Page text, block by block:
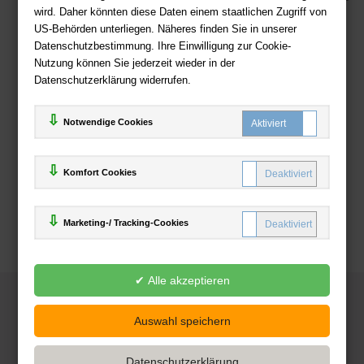
wird. Daher könnten diese Daten einem staatlichen Zugriff von
US-Behörden unterliegen. Näheres finden Sie in unserer
Datenschutzbestimmung. Ihre Einwilligung zur Cookie-
Nutzung können Sie jederzeit wieder in der
Datenschutzerklärung widerrufen.
Notwendige Cookies
Komfort Cookies
Marketing-/ Tracking-Cookies
Zahlweisen
Deutsche-Buchhandlung.de
www.deutsche-buchhandlung.de ist ein Angebot der
Handelsgesellschaft mbH
Powered by Inooga